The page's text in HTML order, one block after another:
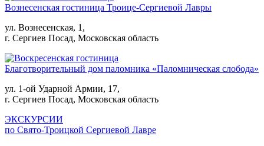
Вознесенская гостиница Троице-Сергиевой Лавры
ул. Вознесенская, 1,
г. Сергиев Посад, Московская область
Благотворительный дом паломника «Паломническая слобода»
ул. 1-ой Ударной Армии, 17,
г. Сергиев Посад, Московская область
ЭКСКУРСИИ
по Свято-Троицкой Сергиевой Лавре